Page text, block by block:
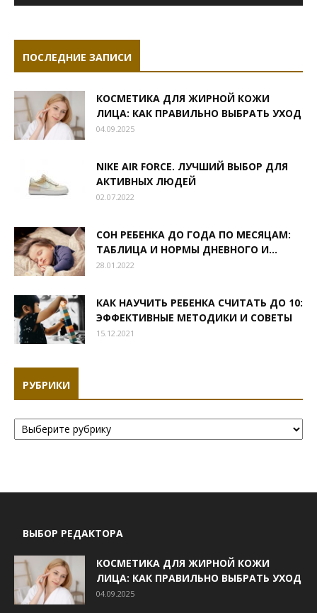
ПОСЛЕДНИЕ ЗАПИСИ
КОСМЕТИКА ДЛЯ ЖИРНОЙ КОЖИ
ЛИЦА: КАК ПРАВИЛЬНО ВЫБРАТЬ УХОД
04.09.2025
NIKE AIR FORCE. ЛУЧШИЙ ВЫБОР ДЛЯ
АКТИВНЫХ ЛЮДЕЙ
02.07.2022
СОН РЕБЕНКА ДО ГОДА ПО МЕСЯЦАМ:
ТАБЛИЦА И НОРМЫ ДНЕВНОГО И...
28.01.2022
КАК НАУЧИТЬ РЕБЕНКА СЧИТАТЬ ДО 10:
ЭФФЕКТИВНЫЕ МЕТОДИКИ И СОВЕТЫ
15.12.2021
РУБРИКИ
Рубрики
ВЫБОР РЕДАКТОРА
КОСМЕТИКА ДЛЯ ЖИРНОЙ КОЖИ
ЛИЦА: КАК ПРАВИЛЬНО ВЫБРАТЬ УХОД
04.09.2025